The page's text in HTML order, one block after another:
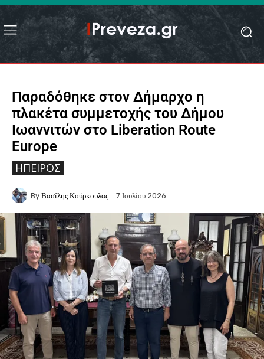
Παραδόθηκε στον Δήμαρχο η
πλακέτα συμμετοχής του Δήμου
Ιωαννιτών στο Liberation Route
Europe
ΉΠΕΙΡΟΣ
By Βασίλης Κούρκουλας 7 Ιουλίου 2026